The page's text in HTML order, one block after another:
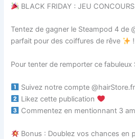
BLACK FRIDAY : JEU
Tentez de gagner le Steampod 4 de
parfait pour des coiffures de rêve
!
Pour tenter de remporter ce fabuleux
Suivez notre compte @hairStore.fr
Likez cette publication
Commentez en mentionnant 3
Bonus : Doublez vos chances en